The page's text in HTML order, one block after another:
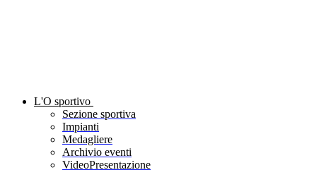
L'O sportivo
Sezione sportiva
Impianti
Medagliere
Archivio eventi
VideoPresentazione